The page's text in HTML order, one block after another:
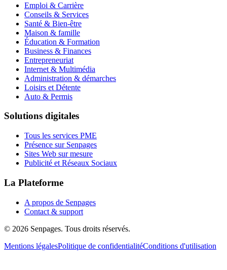
Emploi & Carrière
Conseils & Services
Santé & Bien-être
Maison & famille
Éducation & Formation
Business & Finances
Entrepreneuriat
Internet & Multimédia
Administration & démarches
Loisirs et Détente
Auto & Permis
Solutions digitales
Tous les services PME
Présence sur Senpages
Sites Web sur mesure
Publicité et Réseaux Sociaux
La Plateforme
A propos de Senpages
Contact & support
© 2026 Senpages. Tous droits réservés.
Mentions légalesPolitique de confidentialitéConditions d'utilisation